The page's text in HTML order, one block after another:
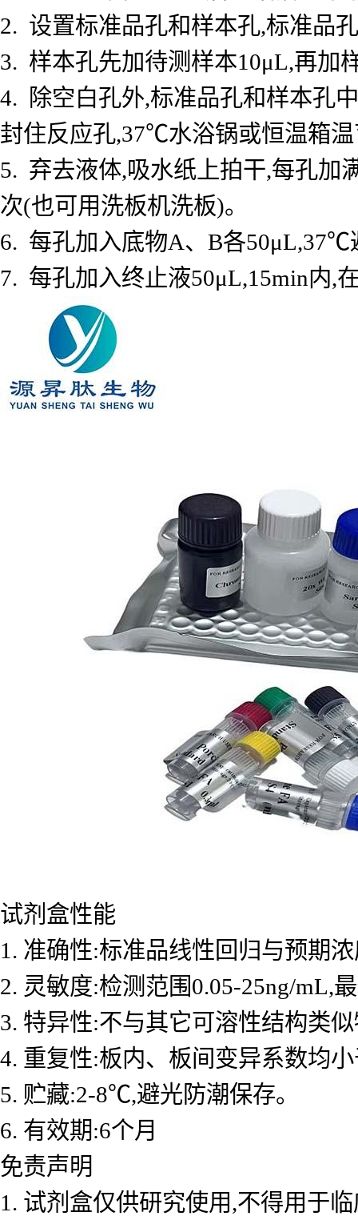
2. 设置标准品孔和样本孔,标准品
3. 样本孔先加待测样本10μL,再加
4. 除空白孔外,标准品孔和样本孔
封住反应孔,37℃水浴锅或恒温箱温
5. 弃去液体,吸水纸上拍干,每孔加
次(也可用洗板机洗板)。
6. 每孔加入底物A、B各50μL,37℃
7. 每孔加入终止液50μL,15min内,
试剂盒性能
1. 准确性:标准品线性回归与预期
2. 灵敏度:检测范围0.05-25ng/mL,
3. 特异性:不与其它可溶性结构类
4. 重复性:板内、板间变异系数均
5. 贮藏:2-8℃,避光防潮保存。
6. 有效期:6个月
免责声明
1. 试剂盒仅供研究使用,不得用于